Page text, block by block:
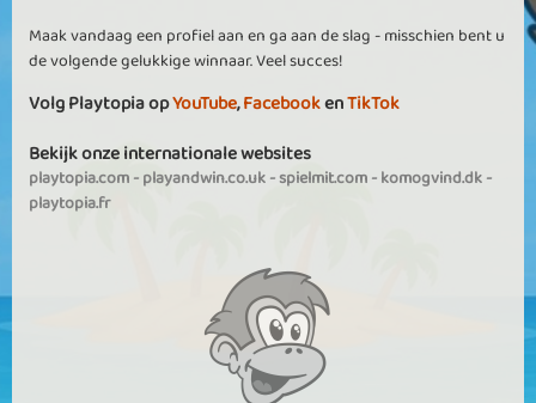
Maak vandaag een profiel aan en ga aan de slag - misschien bent u
de volgende gelukkige winnaar. Veel succes!
Volg Playtopia opYouTube,FacebookenTikTok
Bekijk onze internationale websites
playtopia.com-playandwin.co.uk-spielmit.com-komogvind.dk-
playtopia.fr